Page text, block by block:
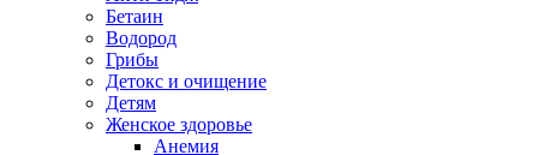
Бетаин
Водород
Грибы
Детокс и очищение
Детям
Женское здоровье
Анемия